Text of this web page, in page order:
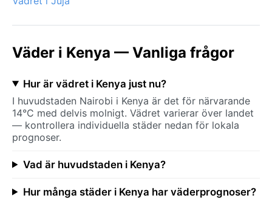
Väder i Kenya — Vanliga frågor
Hur är vädret i Kenya just nu?
I huvudstaden Nairobi i Kenya är det för närvarande
14°C med delvis molnigt. Vädret varierar över landet
— kontrollera individuella städer nedan för lokala
prognoser.
Vad är huvudstaden i Kenya?
Hur många städer i Kenya har väderprognoser?